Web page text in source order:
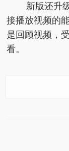
新版还升
接播放视频的
是回顾视频，
看。